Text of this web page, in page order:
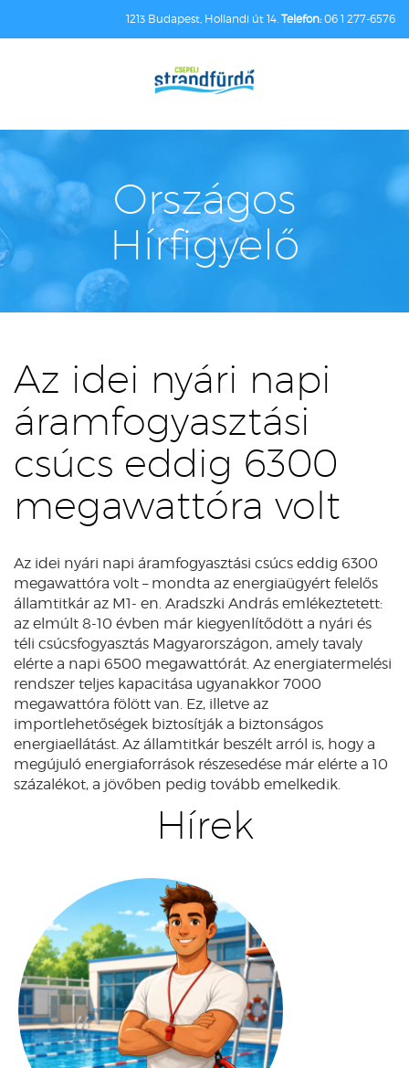
1213 Budapest, Hollandi út 14. Telefon:06 1 277-6576
Országos
Hírfigyelő
Az idei nyári napi
áramfogyasztási
csúcs eddig 6300
megawattóra volt
Az idei nyári napi áramfogyasztási csúcs eddig 6300
megawattóra volt – mondta az energiaügyért felelős
államtitkár az M1- en. Aradszki András emlékeztetett:
az elmúlt 8-10 évben már kiegyenlítődött a nyári és
téli csúcsfogyasztás Magyarországon, amely tavaly
elérte a napi 6500 megawattórát. Az energiatermelési
rendszer teljes kapacitása ugyanakkor 7000
megawattóra fölött van. Ez, illetve az
importlehetőségek biztosítják a biztonságos
energiaellátást. Az államtitkár beszélt arról is, hogy a
megújuló energiaforrások részesedése már elérte a 10
százalékot, a jövőben pedig tovább emelkedik.
Hírek